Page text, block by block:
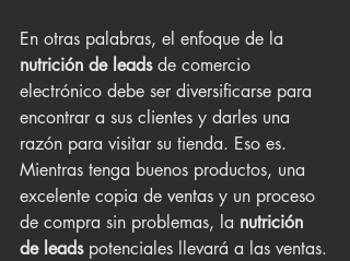
En otras palabras, el enfoque de la
nutrición de leads de comercio
electrónico debe ser diversificarse para
encontrar a sus clientes y darles una
razón para visitar su tienda. Eso es.
Mientras tenga buenos productos, una
excelente copia de ventas y un proceso
de compra sin problemas, la nutrición
de leads potenciales llevará a las ventas.